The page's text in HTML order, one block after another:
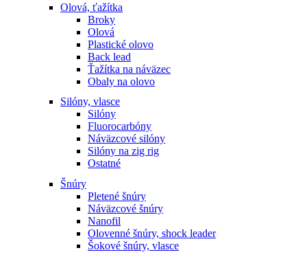
Olová, ťažítka
Broky
Olová
Plastické olovo
Back lead
Ťažítka na náväzec
Obaly na olovo
Silóny, vlasce
Silóny
Fluorocarbóny
Náväzcové silóny
Silóny na zig rig
Ostatné
Šnúry
Pletené šnúry
Náväzcové šnúry
Nanofil
Olovenné šnúry, shock leader
Šokové šnúry, vlasce